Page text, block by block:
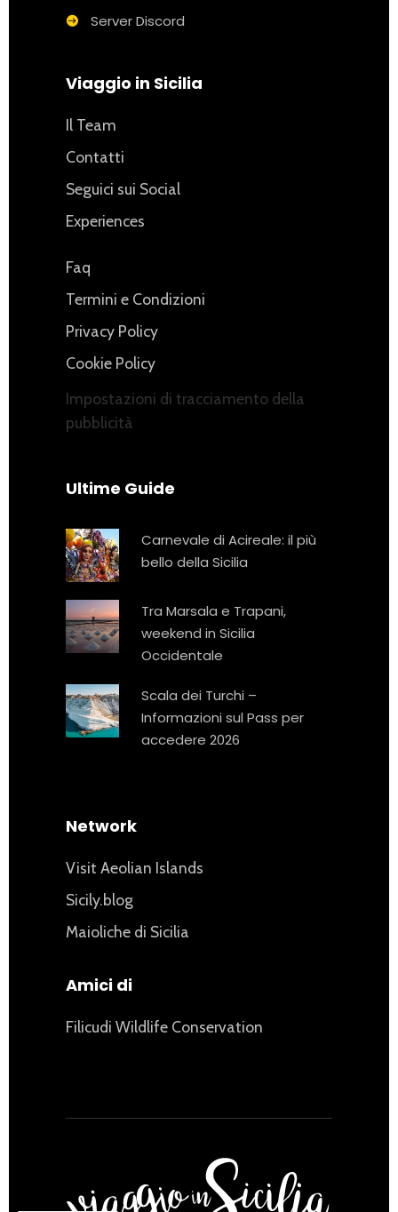
Server Discord
Viaggio in Sicilia
Il Team
Contatti
Seguici sui Social
Experiences
Faq
Termini e Condizioni
Privacy Policy
Cookie Policy
Impostazioni di tracciamento della
pubblicità
Ultime Guide
Carnevale di Acireale: il più
bello della Sicilia
Tra Marsala e Trapani,
weekend in Sicilia
Occidentale
Scala dei Turchi –
Informazioni sul Pass per
accedere 2026
Network
Visit Aeolian Islands
Sicily.blog
Maioliche di Sicilia
Amici di
Filicudi Wildlife Conservation